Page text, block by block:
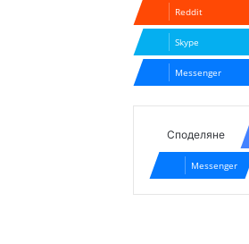
Reddit
Skype
Messenger
Споделяне
Messenger